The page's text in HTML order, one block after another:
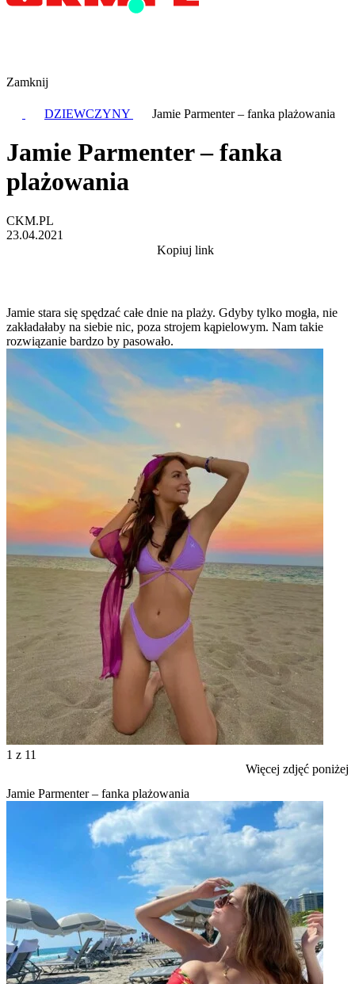
Zamknij
DZIEWCZYNY Jamie Parmenter – fanka plażowania
Jamie Parmenter – fanka
plażowania
CKM.PL
23.04.2021
Kopiuj link
Jamie stara się spędzać całe dnie na plaży. Gdyby tylko mogła, nie
zakładałaby na siebie nic, poza strojem kąpielowym. Nam takie
rozwiązanie bardzo by pasowało.
1 z 11
Więcej zdjęć poniżej
Jamie Parmenter – fanka plażowania